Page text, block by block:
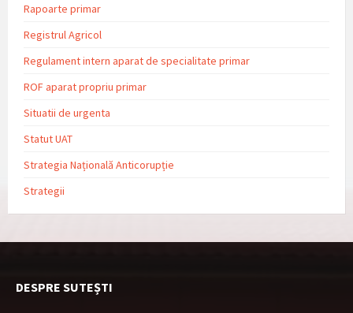
Rapoarte primar
Registrul Agricol
Regulament intern aparat de specialitate primar
ROF aparat propriu primar
Situatii de urgenta
Statut UAT
Strategia Națională Anticorupție
Strategii
DESPRE SUTEȘTI